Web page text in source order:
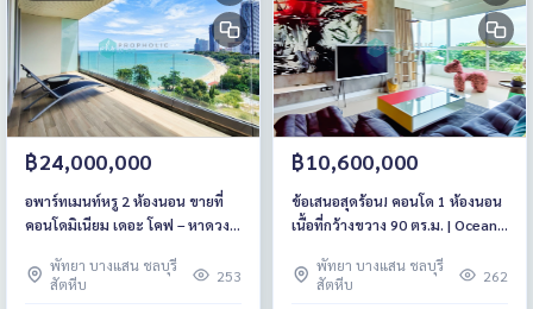
฿24,000,000
อพาร์ทเมนท์หรู 2 ห้องนอน ขายที่
คอนโดมิเนียม เดอะ โคฟ – หาดวงศ์
พัทยา บางแสน ชลบุรี
สัตหีบ
253
฿10,600,000
ข้อเสนอสุดร้อน! คอนโด 1 ห้องนอน
เนื้อที่กว้างขวาง 90 ตร.ม. | Ocean
พัทยา บางแสน ชลบุรี
สัตหีบ
262